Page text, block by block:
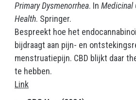
Primary Dysmenorrhea. In Medicinal
Health. Springer.
Bespreekt hoe het
bijdraagt aan pijn- en
menstruatiepijn. CBD blijkt daar
te hebben.
Link